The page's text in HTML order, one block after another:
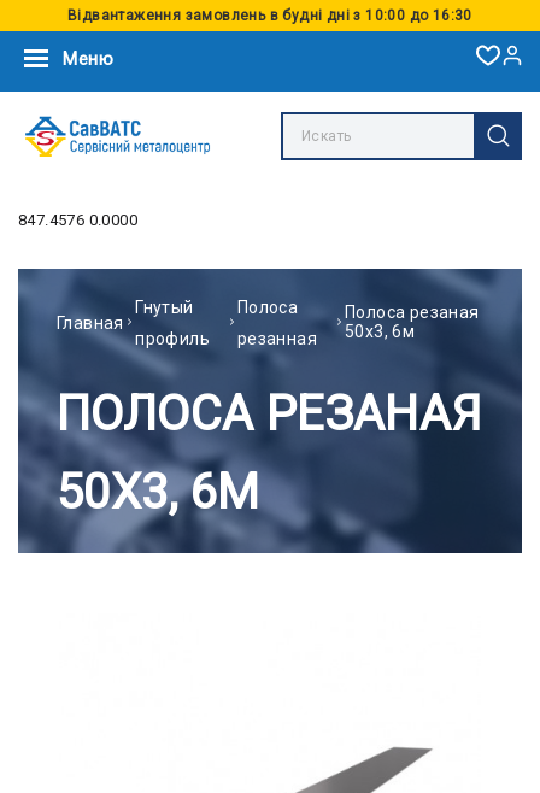
Відвантаження замовлень в будні дні з 10:00 до 16:30
Меню
847.4576 0.0000
Главная
Гнутый
профиль
Полоса
резанная
Полоса резаная
50х3, 6м
ПОЛОСА РЕЗАНАЯ
50Х3, 6М